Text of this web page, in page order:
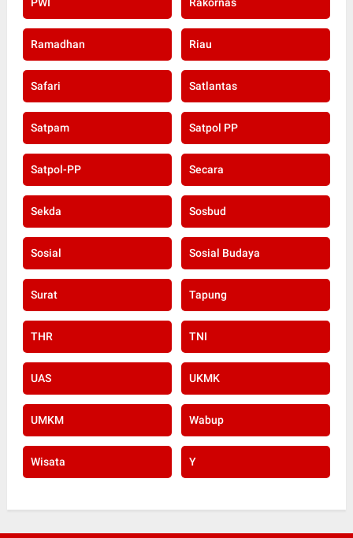
PWI Rakornas
Ramadhan Riau
Safari Satlantas
Satpam Satpol PP
Satpol-PP Secara
Sekda Sosbud
Sosial Sosial Budaya
Surat Tapung
THR TNI
UAS UKMK
UMKM Wabup
Wisata Y